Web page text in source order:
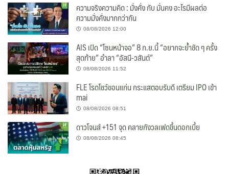
ความจริงความคิด : มั่งคั่ง กับ มั่นคง อะไรมีผลต่อ
ความมั่งคั่งมากกว่ากัน
08/08/2026 12:00
AIS เปิด “โซนหน้าจอ” 8 ก.ย.นี้ “อยากจะย้ำชัด ๆ ครั้ง
สุดท้าย” อำลา “อัสนี-วสันต์”
08/08/2026 11:52
FLE โรดโชว์ขอนแก่น กระแสตอบรับดี เตรียม IPO เข้า
mai
08/08/2026 08:51
ดาวโจนส์ +151 จุด คลายกังวลเฟดขึ้นดอกเบี้ย
08/08/2026 08:45